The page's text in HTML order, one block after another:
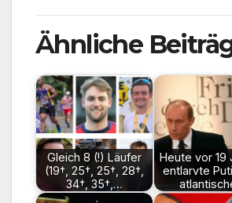
Ähnliche
Gleich 8 (!) Läufer
(19†, 25†, 25†, 28†,
34†, 35†,…
Heute vor 19
entlarvte